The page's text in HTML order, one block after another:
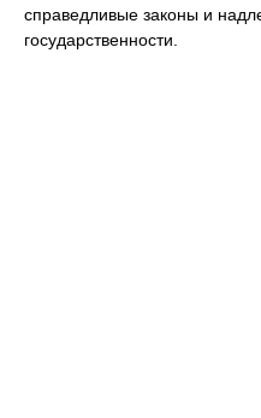
справедливые законы и
государственности.